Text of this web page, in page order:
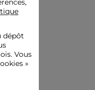
Référence :
Couleur :
dépôt
Vous
»